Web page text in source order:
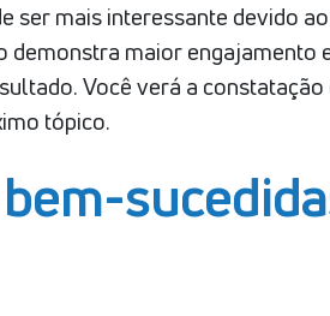
ser mais interessante devido
maior engajamento
Você verá a
tópico.